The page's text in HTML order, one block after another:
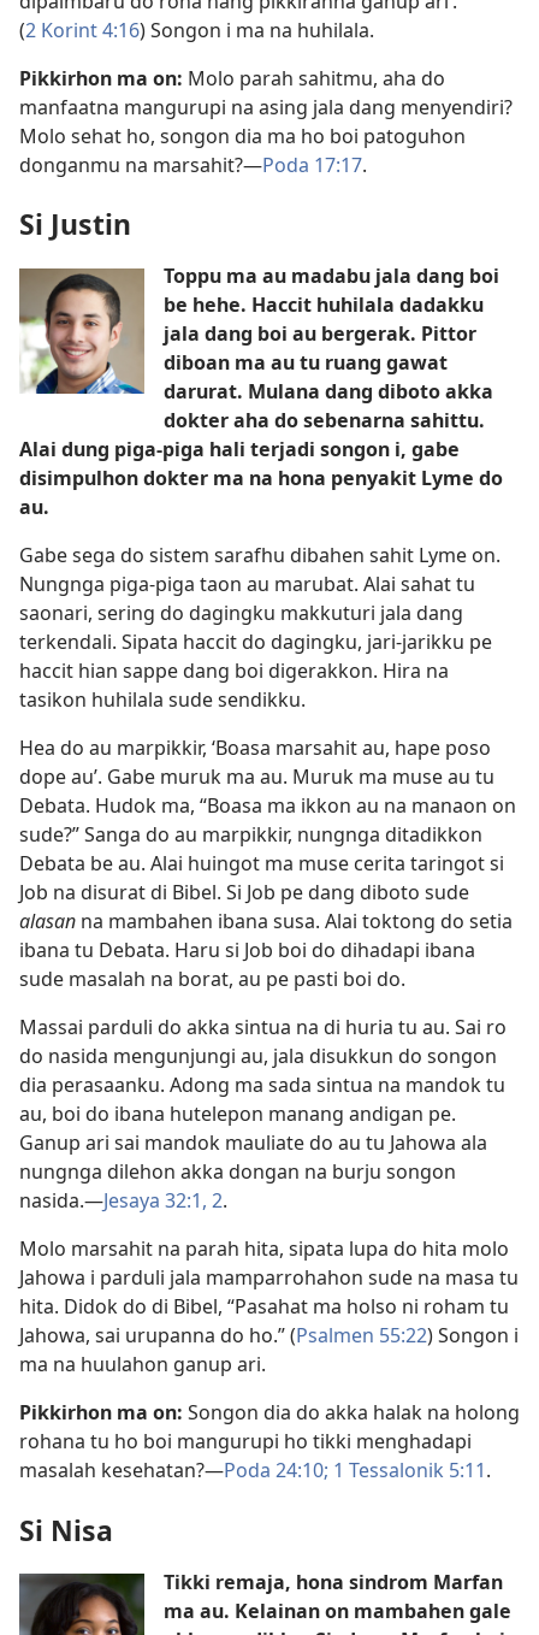
(2 Korint 4:​16) Songon i ma na huhilala.
Pikkirhon ma on: Molo parah sahitmu, aha do
manfaatna mangurupi na asing jala dang menyendiri?
Molo sehat ho, songon dia ma ho boi patoguhon
donganmu na marsahit?​—Poda 17:17.
Si Justin
Toppu ma au madabu jala dang boi
be hehe. Haccit huhilala dadakku
jala dang boi au bergerak. Pittor
diboan ma au tu ruang gawat
darurat. Mulana dang diboto akka
dokter aha do sebenarna sahittu.
Alai dung piga-piga hali terjadi songon i, gabe
disimpulhon dokter ma na hona penyakit Lyme do
au.
Gabe sega do sistem sarafhu dibahen sahit Lyme on.
Nungnga piga-piga taon au marubat. Alai sahat tu
saonari, sering do dagingku makkuturi jala dang
terkendali. Sipata haccit do dagingku, jari-jarikku pe
haccit hian sappe dang boi digerakkon. Hira na
tasikon huhilala sude sendikku.
Hea do au marpikkir, ‘Boasa marsahit au, hape poso
dope au’. Gabe muruk ma au. Muruk ma muse au tu
Debata. Hudok ma, “Boasa ma ikkon au na manaon on
sude?” Sanga do au marpikkir, nungnga ditadikkon
Debata be au. Alai huingot ma muse cerita taringot si
Job na disurat di Bibel. Si Job pe dang diboto sude
alasan na mambahen ibana susa. Alai toktong do setia
ibana tu Debata. Haru si Job boi do dihadapi ibana
sude masalah na borat, au pe pasti boi do.
Massai parduli do akka sintua na di huria tu au. Sai ro
do nasida mengunjungi au, jala disukkun do songon
dia perasaanku. Adong ma sada sintua na mandok tu
au, boi do ibana hutelepon manang andigan pe.
Ganup ari sai mandok mauliate do au tu Jahowa ala
nungnga dilehon akka dongan na burju songon
nasida.​—Jesaya 32:​1, 2.
Molo marsahit na parah hita, sipata lupa do hita molo
Jahowa i parduli jala mamparrohahon sude na masa tu
hita. Didok do di Bibel, “Pasahat ma holso ni roham tu
Jahowa, sai urupanna do ho.” (Psalmen 55:22) Songon i
ma na huulahon ganup ari.
Pikkirhon ma on: Songon dia do akka halak na holong
rohana tu ho boi mangurupi ho tikki menghadapi
masalah kesehatan?​—Poda 24:10; 1 Tessalonik 5:​11.
Si Nisa
Tikki remaja, hona sindrom Marfan
ma au. Kelainan on mambahen gale